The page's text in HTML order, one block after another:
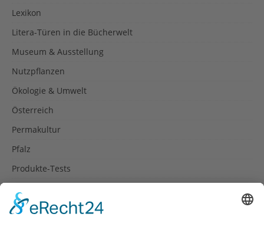
Lexikon
Litera-Türen in die Bücherwelt
Museum & Ausstellung
Nutzpflanzen
Ökologie & Umwelt
Österreich
Permakultur
Pfalz
Produkte-Tests
Rezepte